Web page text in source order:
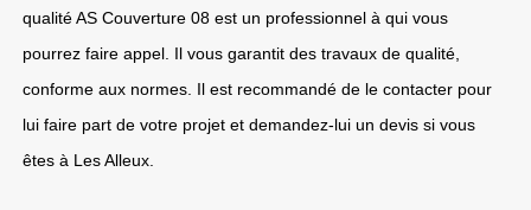
qualité AS Couverture 08 est un professionnel à qui vous
pourrez faire appel. Il vous garantit des travaux de qualité,
conforme aux normes. Il est recommandé de le contacter pour
lui faire part de votre projet et demandez-lui un devis si vous
êtes à Les Alleux.